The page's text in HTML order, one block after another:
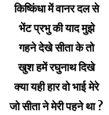
किष्किंधा में वानर दल से
भेंट प्रभु की याद मुझे
गहने देखे सीता के तो
खुश हमें रघुनाथ दिखे
क्या यही हार वो भाई मेरे
जो सीता ने मेरी पहने था ?